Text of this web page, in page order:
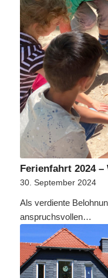
Ferienfahrt 2024
30. September 2024
Als verdiente
anspruchsvollen…